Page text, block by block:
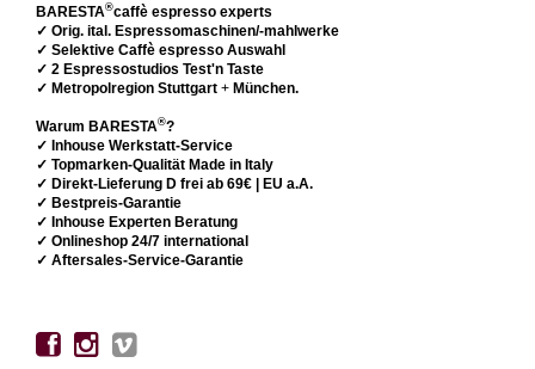
BARESTA®caffè espresso experts
✓ Orig. ital. Espressomaschinen/-mahlwerke
✓ Selektive Caffè espresso Auswahl
✓ 2 Espressostudios Test'n Taste
✓ Metropolregion Stuttgart + München.
Warum BARESTA®?
✓ Inhouse Werkstatt-Service
✓ Topmarken-Qualität Made in Italy
✓ Direkt-Lieferung D frei ab 69€ | EU a.A.
✓ Bestpreis-Garantie
✓ Inhouse Experten Beratung
✓ Onlineshop 24/7 international
✓ Aftersales-Service-Garantie